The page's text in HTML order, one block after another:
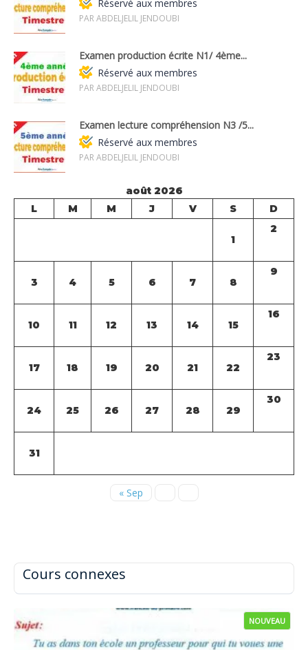
Cours connexes
NOUVEAU
Réservé aux membres
PAR ABDELJELIL JENDOUBI
Examen production écrite N1/ 4ème...
Réservé aux membres
PAR ABDELJELIL JENDOUBI
Examen lecture compréhension N3 /5...
Réservé aux membres
PAR ABDELJELIL JENDOUBI
août 2026
L
M M J V S D
1
2
3 4 5 6 7 8
9
10 11 12 13 14 15
16
17 18 19 20 21 22
23
24 25 26 27 28 29
30
31
« Sep